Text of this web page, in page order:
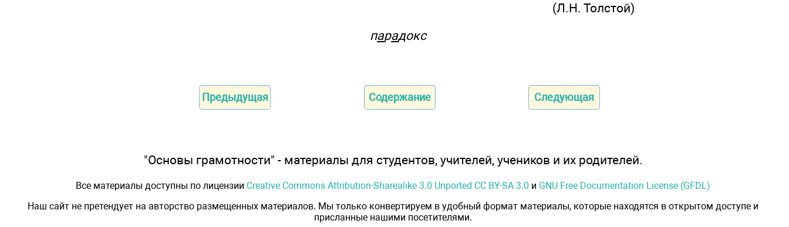
(Л.Н. Толстой)
парадокс
Предыдущая Содержание Следующая
"Основы грамотности" - материалы для студентов, учителей, учеников и их родителей.
Все материалы доступны по лицензии Creative Commons Attribution-Sharealike 3.0 Unported CC BY-SA 3.0 и GNU Free Documentation License (GFDL)
Наш сайт не претендует на авторство размещенных материалов. Мы только конвертируем в удобный формат материалы, которые находятся в открытом доступе и
присланные нашими посетителями.